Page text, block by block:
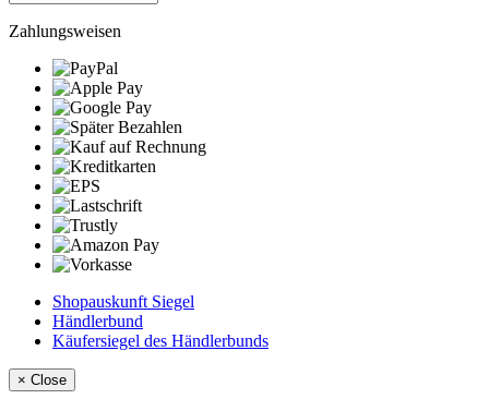
Zahlungsweisen
Shopauskunft Siegel
Händlerbund
Käufersiegel des Händlerbunds
× Close